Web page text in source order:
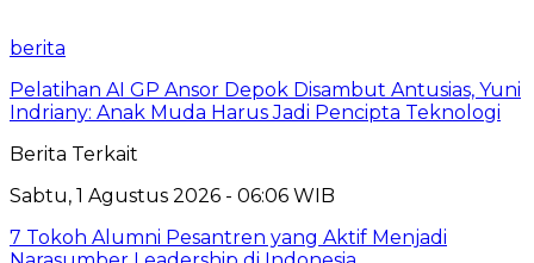
berita
Pelatihan AI GP Ansor Depok Disambut Antusias, Yuni
Indriany: Anak Muda Harus Jadi Pencipta Teknologi
Berita Terkait
Sabtu, 1 Agustus 2026 - 06:06 WIB
7 Tokoh Alumni Pesantren yang Aktif Menjadi